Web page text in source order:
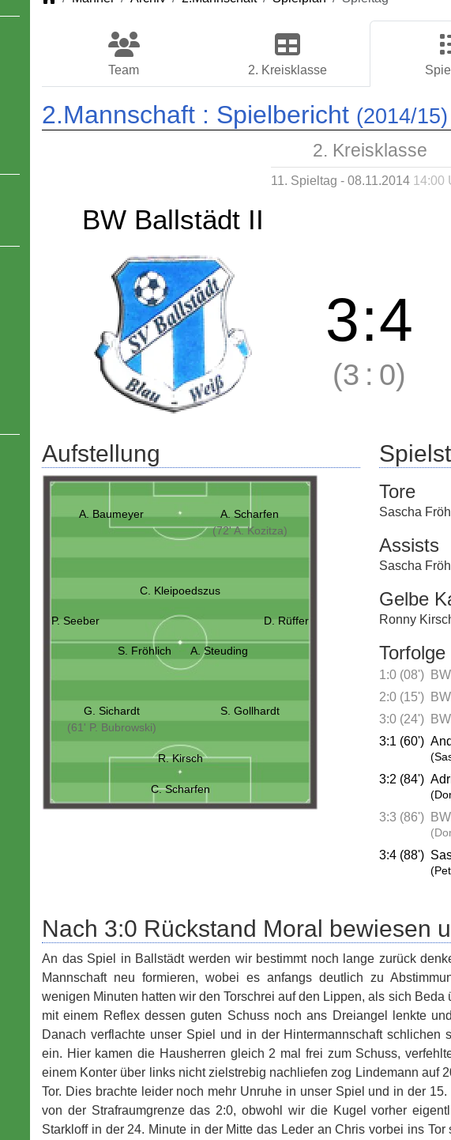
Team 2. Kreisklasse
2.Mannschaft : Spielbericht (2014/15)
2. Kreisklasse
11. Spieltag - 08.11.2014 14:00
BW Ballstädt II
3:4
(3 : 0)
Aufstellung
A. Baumeyer
A. Scharfen
(72' A. Kozitza)
C. Kleipoedszus
P. Seeber D. Rüffer
S. Fröhlich A. Steuding
G. Sichardt
(61' P. Bubrowski)
S. Gollhardt
R. Kirsch
C. Scharfen
Tore
Sascha
Assists
Sascha
Gelbe
Ronny
Torfolge
1:0 (08')
2:0 (15')
3:0 (24')
3:1 (60')
3:2 (84')
3:3 (86')
3:4 (88')
Nach 3:0 Rückstand Moral bewiesen
An das Spiel in Ballstädt werden wir bestimmt noch lange zurück
Mannschaft neu formieren, wobei es anfangs deutlich zu
wenigen Minuten hatten wir den Torschrei auf den Lippen, als sich
mit einem Reflex dessen guten Schuss noch ans Dreiangel lenkte
Danach verflachte unser Spiel und in der Hintermannschaft schlichen
ein. Hier kamen die Hausherren gleich 2 mal frei zum Schuss,
einem Konter über links nicht zielstrebig nachliefen zog Lindemann auf
Tor. Dies brachte leider noch mehr Unruhe in unser Spiel und in der
von der Strafraumgrenze das 2:0, obwohl wir die Kugel vorher
Starkloff in der 24. Minute in der Mitte das Leder an Chris vorbei ins